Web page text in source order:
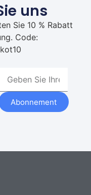
uns
Sie 10 % Rabatt
Code:
Abonnement